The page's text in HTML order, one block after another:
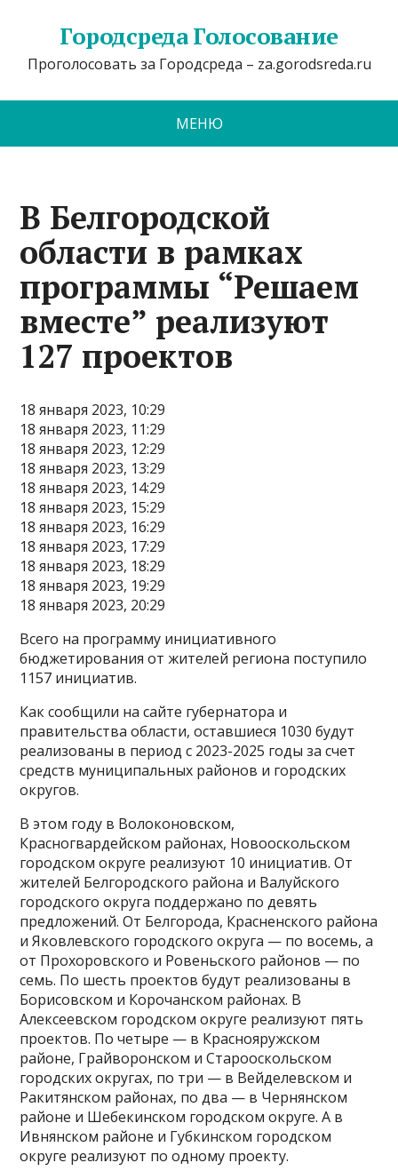
Городсреда Голосование
Проголосовать за Городсреда – za.gorodsreda.ru
МЕНЮ
В Белгородской
области в рамках
программы “Решаем
вместе” реализуют
127 проектов
18 января 2023, 10:29
18 января 2023, 11:29
18 января 2023, 12:29
18 января 2023, 13:29
18 января 2023, 14:29
18 января 2023, 15:29
18 января 2023, 16:29
18 января 2023, 17:29
18 января 2023, 18:29
18 января 2023, 19:29
18 января 2023, 20:29
Всего на программу инициативного
бюджетирования от жителей региона поступило
1157 инициатив.
Как сообщили на сайте губернатора и
правительства области, оставшиеся 1030 будут
реализованы в период с 2023-2025 годы за счет
средств муниципальных районов и городских
округов.
В этом году в Волоконовском,
Красногвардейском районах, Новооскольском
городском округе реализуют 10 инициатив. От
жителей Белгородского района и Валуйского
городского округа поддержано по девять
предложений. От Белгорода, Красненского района
и Яковлевского городского округа — по восемь, а
от Прохоровского и Ровеньского районов — по
семь. По шесть проектов будут реализованы в
Борисовском и Корочанском районах. В
Алексеевском городском округе реализуют пять
проектов. По четыре — в Краснояружском
районе, Грайворонском и Старооскольском
городских округах, по три — в Вейделевском и
Ракитянском районах, по два — в Чернянском
районе и Шебекинском городском округе. А в
Ивнянском районе и Губкинском городском
округе реализуют по одному проекту.